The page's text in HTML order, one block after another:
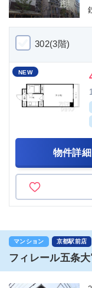
302(3階)
NEW
物件詳細
マンション 京都駅前店
フィレール五条